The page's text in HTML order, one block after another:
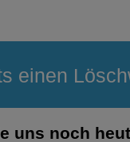
einen
uns noch